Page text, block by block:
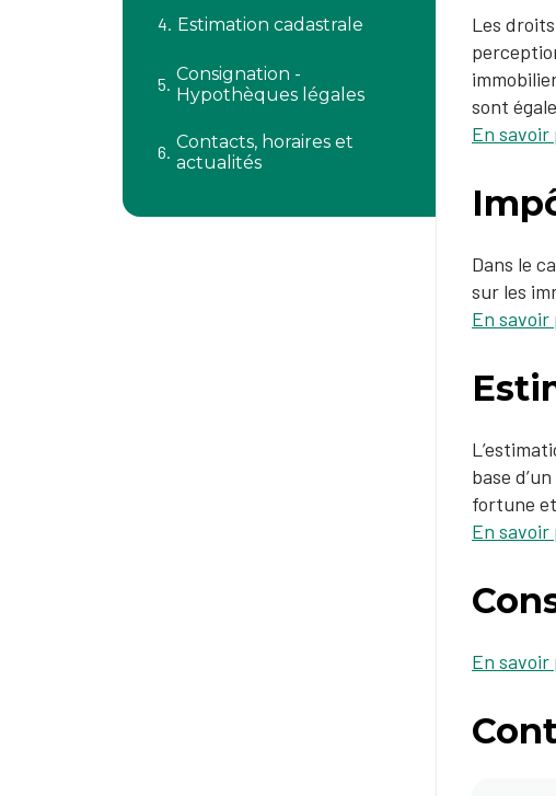
Estimation cadastrale
Consignation -
Hypothèques légales
Contacts, horaires et
actualités
Les
sont
En
Dans le
sur les
En savoir
base
fortune
En
En savoir